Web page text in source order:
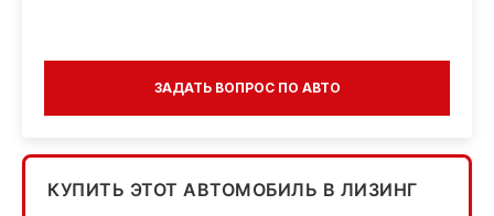
ЗАДАТЬ ВОПРОС ПО АВТО
КУПИТЬ ЭТОТ АВТОМОБИЛЬ В ЛИЗИНГ